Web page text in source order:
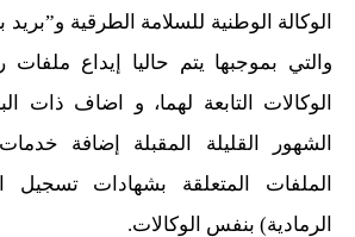
الوكالة الوطنية للسلامة الطرقية
والتي بموجبها يتم حاليا إيداع
الوكالات التابعة لهما، و اضاف ذات
الشهور القليلة المقبلة إضافة
الملفات المتعلقة بشهادات تسجيل
الرمادية) بنفس الوكالات.